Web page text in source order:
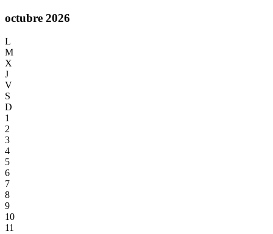
octubre 2026
L
M
X
J
V
S
D
1
2
3
4
5
6
7
8
9
10
11